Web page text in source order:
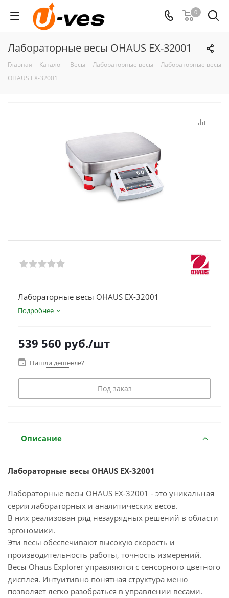
0
Лабораторные весы OHAUS EX-32001
Главная - Каталог - Весы - Лабораторные весы - Лабораторные весы
OHAUS EX-32001
Лабораторные весы OHAUS EX-32001
Подробнее
539 560 руб./шт
Нашли дешевле?
Под заказ
Описание
Лабораторные весы OHAUS EX-32001
Лабораторные весы OHAUS EX-32001 - это уникальная
серия лабораторных и аналитических весов.
В них реализован ряд незаурядных решений в области
эргономики.
Эти весы обеспечивают высокую скорость и
производительность работы, точность измерений.
Весы Ohaus Explorer управляются с сенсорного цветного
дисплея. Интуитивно понятная структура меню
позволяет легко разобраться в управлении весами.